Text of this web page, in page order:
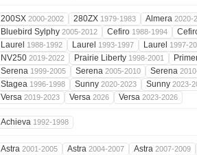
200SX 2000-2002 280ZX 1979-1983 Almera 2020-
Bluebird Sylphy 2005-2012 Cefiro 1988-1994
Laurel
1988-1992 Laurel 1993-1997 Laurel 1997-
NV250 2019-2022 Prairie Liberty 1998-2001
Serena 1999-2005 Serena 2005-2010 Serena
Stagea 1996-1998 Sunny 2020-2023 Sunny 2023-
Versa 2019-2023 Versa 2026 Versa 2023-2026
Achieva 1992-1998
Astra 2001-2005 Astra 2004-2007 Astra 2007-2009